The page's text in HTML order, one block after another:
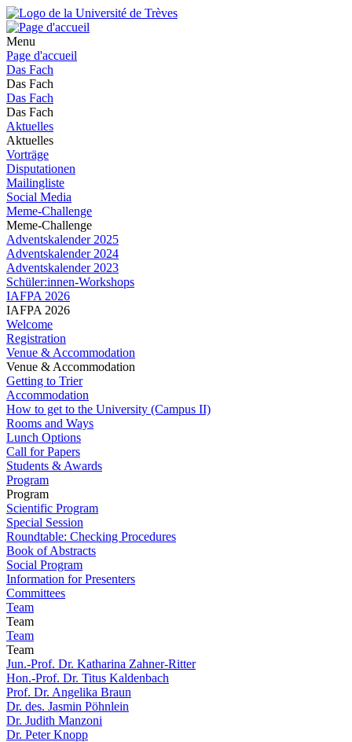
Menu
Page d'accueil
Das Fach
Das Fach
Das Fach
Das Fach
Aktuelles
Aktuelles
Vorträge
Disputationen
Mailingliste
Social Media
Meme-Challenge
Meme-Challenge
Adventskalender 2025
Adventskalender 2024
Adventskalender 2023
Schüler:innen-Workshops
IAFPA 2026
IAFPA 2026
Welcome
Registration
Venue & Accommodation
Venue & Accommodation
Getting to Trier
Accommodation
How to get to the University (Campus II)
Rooms and Ways
Lunch Options
Call for Papers
Students & Awards
Program
Program
Scientific Program
Special Session
Roundtable: Checking Procedures
Book of Abstracts
Social Program
Information for Presenters
Committees
Team
Team
Team
Team
Jun.-Prof. Dr. Katharina Zahner-Ritter
Hon.-Prof. Dr. Titus Kaldenbach
Prof. Dr. Angelika Braun
Dr. des. Jasmin Pöhnlein
Dr. Judith Manzoni
Dr. Peter Knopp